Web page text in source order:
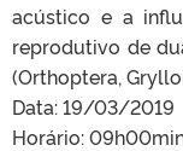
acústico e a
reprodutivo de
(Orthoptera,
Data: 19/03/2019
Horário: